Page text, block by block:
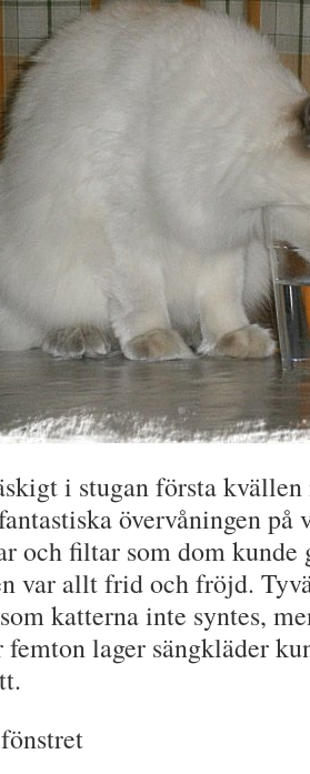
i stugan första kvällen
övervåningen på
och filtar som dom kunde
var allt frid och fröjd.
katterna inte syntes,
femton lager sängkläder